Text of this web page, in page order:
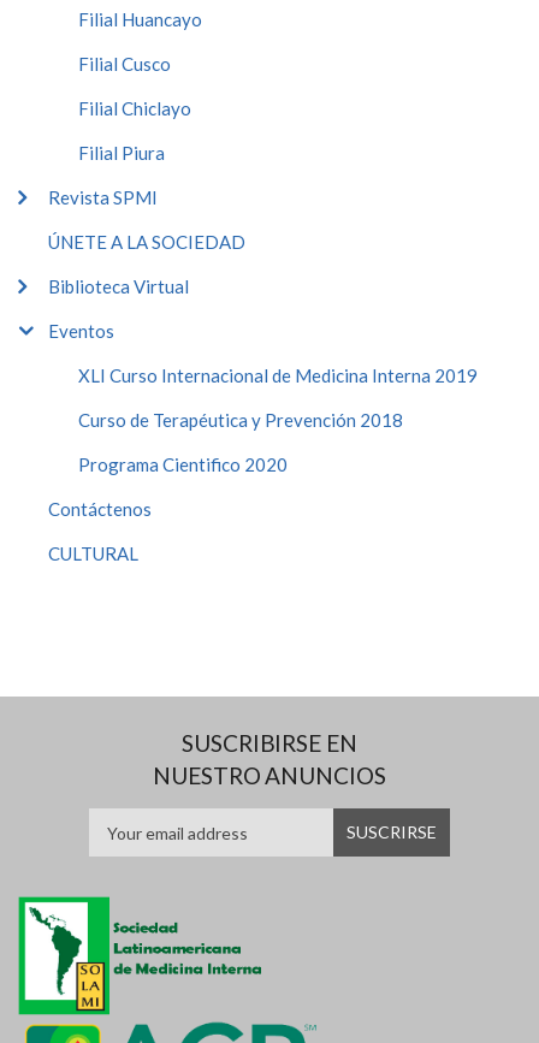
Filial Huancayo
Filial Cusco
Filial Chiclayo
Filial Piura
Revista SPMI
ÚNETE A LA SOCIEDAD
Biblioteca Virtual
Eventos
XLI Curso Internacional de Medicina Interna 2019
Curso de Terapéutica y Prevención 2018
Programa Cientifico 2020
Contáctenos
CULTURAL
SUSCRIBIRSE EN
NUESTRO ANUNCIOS